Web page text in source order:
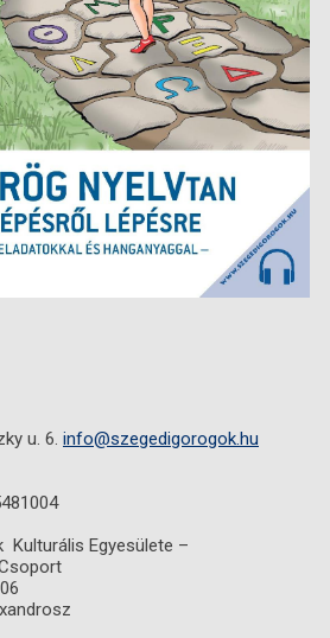
u. 6. info@szegedigorogok.hu
Kulturális Egyesülete –